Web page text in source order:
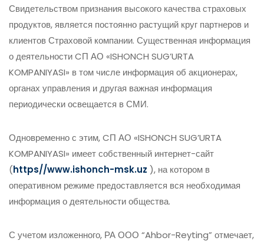
Свидетельством признания высокого качества страховых
продуктов, является постоянно растущий круг партнеров и
клиентов Страховой компании. Существенная информация
о деятельности CП АО «ISHONCH SUG’URTA
KOMPANIYASI» в том числе информация об акционерах,
органах управления и другая важная информация
периодически освещается в СМИ.
Одновременно с этим, CП АО «ISHONCH SUG’URTA
KOMPANIYASI» имеет собственный интернет-сайт
(https//www.ishonch-msk.uz ), на котором в
оперативном режиме предоставляется вся необходимая
информация о деятельности общества.
С учетом изложенного, РА ООО “Ahbor-Reyting” отмечает,